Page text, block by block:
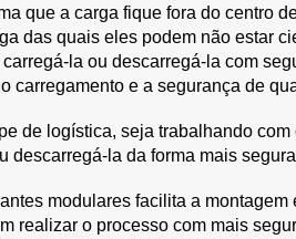
que a carga fique fora do centro
das quais eles podem não estar
la ou descarregá-la com
carregamento e a segurança de
de logística, seja trabalhando
descarregá-la da forma mais
modulares facilita a
realizar o processo com mais